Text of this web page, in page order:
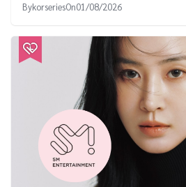
BykorseriesOn01/08/2026